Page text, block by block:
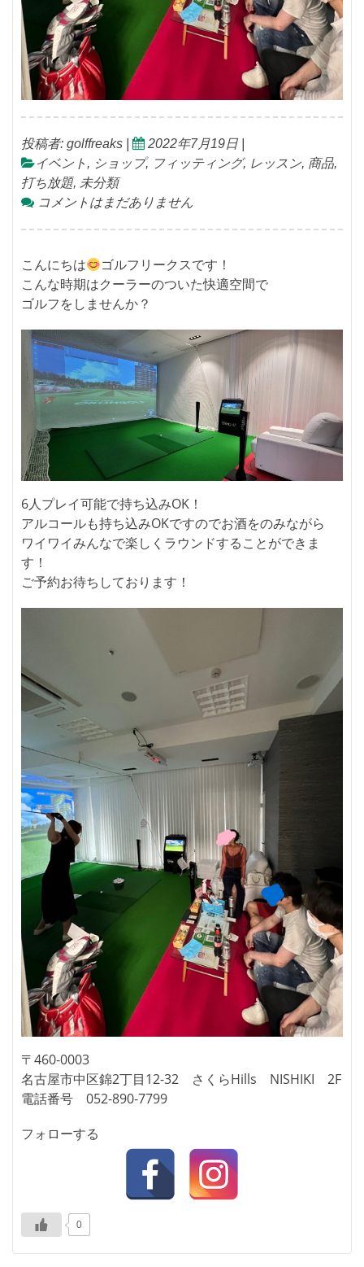
投稿者: golffreaks 2022年7月19日
イベント, ショップ, フィッティング, レッスン, 商品,
打ち放題, 未分類
コメントはまだありません
こんにちは
ゴルフリークスです！
こんな時期はクーラーのついた快適空間で
ゴルフをしませんか？
6人プレイ可能で持ち込みOK！
アルコールも持ち込みOKですのでお酒をのみながら
ワイワイみんなで楽しくラウンドすることができま
す！
ご予約お待ちしております！
〒460-0003
名古屋市中区錦2丁目12-32 さくらHills NISHIKI 2F
電話番号 052-890-7799
フォローする
0